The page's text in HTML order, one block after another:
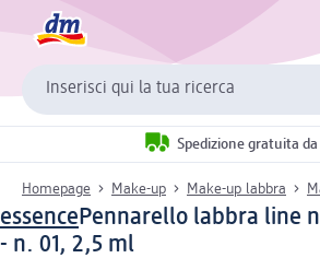
Inserisci qui la tua ricerca
Spedizione gratuita da
Homepage Make-up Make-up labbra
essencePennarello labbra line n'
- n. 01, 2,5 ml